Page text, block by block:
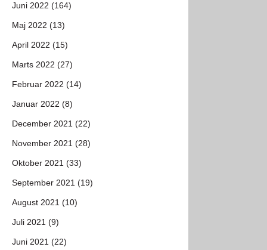
Juni 2022 (164)
Maj 2022 (13)
April 2022 (15)
Marts 2022 (27)
Februar 2022 (14)
Januar 2022 (8)
December 2021 (22)
November 2021 (28)
Oktober 2021 (33)
September 2021 (19)
August 2021 (10)
Juli 2021 (9)
Juni 2021 (22)